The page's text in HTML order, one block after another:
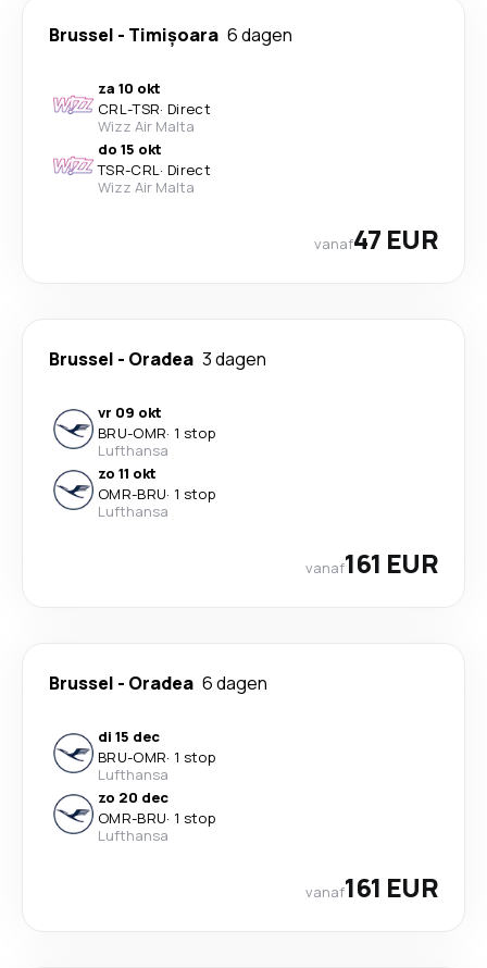
Brussel - Timișoara 6 dagen
za 10 okt
CRL-TSR· Direct
Wizz Air Malta
do 15 okt
TSR-CRL· Direct
Wizz Air Malta
vanaf47 EUR
Brussel - Oradea 3 dagen
vr 09 okt
BRU-OMR· 1 stop
Lufthansa
zo 11 okt
OMR-BRU· 1 stop
Lufthansa
vanaf161 EUR
Brussel - Oradea 6 dagen
di 15 dec
BRU-OMR· 1 stop
Lufthansa
zo 20 dec
OMR-BRU· 1 stop
Lufthansa
vanaf161 EUR